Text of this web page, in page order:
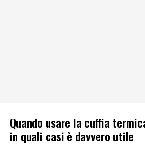
Quando usare la cuffia
in quali casi è davvero utile